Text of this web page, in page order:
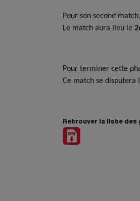
Pour son second
Le match aura lieu le
Pour terminer cette
Ce match se disputera
Retrouver la liste des